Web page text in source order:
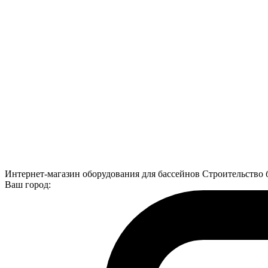
Интернет-магазин оборудования для бассейнов Строительство
Ваш город: